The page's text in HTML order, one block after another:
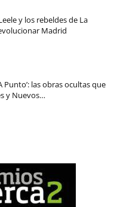
y los rebeldes de La
Madrid
Punto’: las obras ocultas que
y Nuevos…